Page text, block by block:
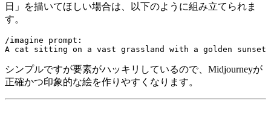
日」を描いてほしい場合は、以下のように組み立てられま
す。
/imagine prompt:
シンプルですが要素がハッキリしているので、Midjourneyが
正確かつ印象的な絵を作りやすくなります。